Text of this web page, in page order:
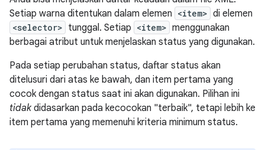
Setiap warna ditentukan dalam elemen <item> di elemen
<selector> tunggal. Setiap <item> menggunakan
berbagai atribut untuk menjelaskan status yang digunakan.
Pada setiap perubahan status, daftar status akan
ditelusuri dari atas ke bawah, dan item pertama yang
cocok dengan status saat ini akan digunakan. Pilihan ini
tidakdidasarkan pada kecocokan "terbaik", tetapi lebih ke
item pertama yang memenuhi kriteria minimum status.